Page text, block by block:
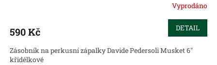
Vyprodáno
590 Kč DETAIL
Zásobník na perkusní zápalky Davide Pedersoli Musket 6"
křidélkové